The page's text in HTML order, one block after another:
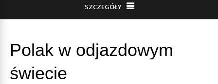
SZCZEGÓŁY
Polak w odjazdowym
świecie